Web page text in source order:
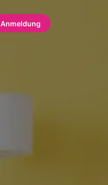
Anmeldung